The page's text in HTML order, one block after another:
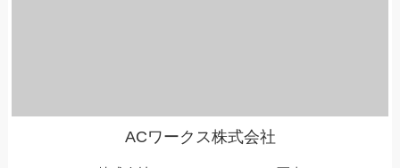
ACワークス株式会社